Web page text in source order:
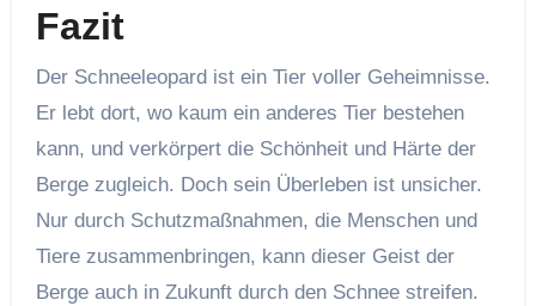
Fazit
Der Schneeleopard ist ein Tier voller Geheimnisse.
Er lebt dort, wo kaum ein anderes Tier bestehen
kann, und verkörpert die Schönheit und Härte der
Berge zugleich. Doch sein Überleben ist unsicher.
Nur durch Schutzmaßnahmen, die Menschen und
Tiere zusammenbringen, kann dieser Geist der
Berge auch in Zukunft durch den Schnee streifen.